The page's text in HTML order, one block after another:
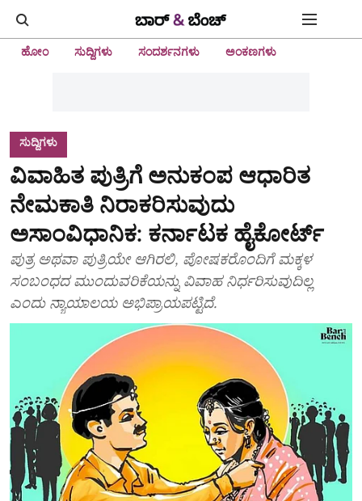
ಹೋಂ ಸುದ್ದಿಗಳು ಸಂದರ್ಶನಗಳು ಅಂಕಣಗಳು
ಸುದ್ದಿಗಳು
ವಿವಾಹಿತ ಪುತ್ರಿಗೆ ಅನುಕಂಪ ಆಧಾರಿತ
ನೇಮಕಾತಿ ನಿರಾಕರಿಸುವುದು
ಅಸಾಂವಿಧಾನಿಕ: ಕರ್ನಾಟಕ ಹೈಕೋರ್ಟ್‌
ಪುತ್ರ ಅಥವಾ ಪುತ್ರಿಯೇ ಆಗಿರಲಿ, ಪೋಷಕರೊಂದಿಗೆ ಮಕ್ಕಳ
ಸಂಬಂಧದ ಮುಂದುವರಿಕೆಯನ್ನು ವಿವಾಹ ನಿರ್ಧರಿಸುವುದಿಲ್ಲ
ಎಂದು ನ್ಯಾಯಾಲಯ ಅಭಿಪ್ರಾಯಪಟ್ಟಿದೆ.